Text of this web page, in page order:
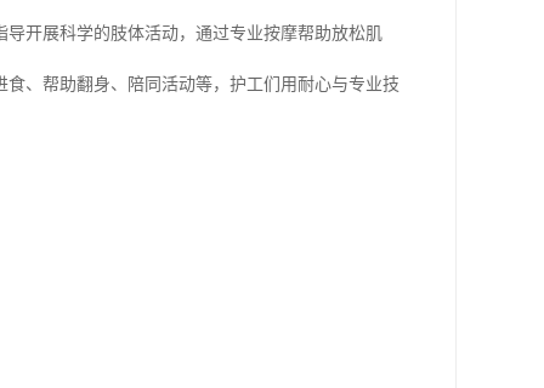
开展科学的肢体活动，通过专业按摩帮助放松肌
、帮助翻身、陪同活动等，护工们用耐心与专业技